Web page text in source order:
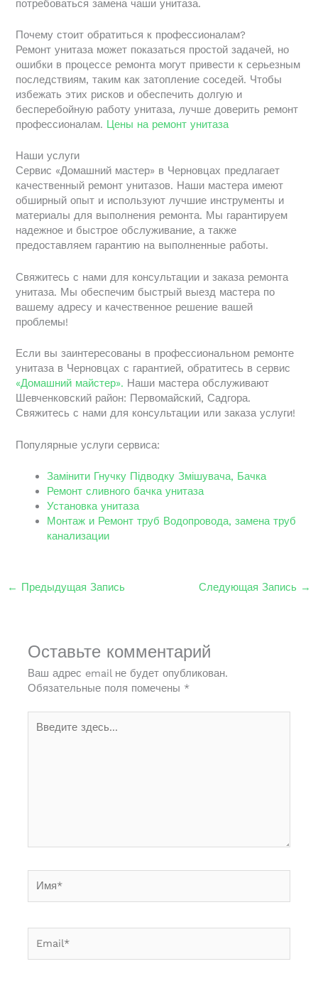
потребоваться замена чаши унитаза.
Почему стоит обратиться к профессионалам?
Ремонт унитаза может показаться простой задачей, но
ошибки в процессе ремонта могут привести к серьезным
последствиям, таким как затопление соседей. Чтобы
избежать этих рисков и обеспечить долгую и
бесперебойную работу унитаза, лучше доверить ремонт
профессионалам. Цены на ремонт унитаза
Наши услуги
Сервис «Домашний мастер» в Черновцах предлагает
качественный ремонт унитазов. Наши мастера имеют
обширный опыт и используют лучшие инструменты и
материалы для выполнения ремонта. Мы гарантируем
надежное и быстрое обслуживание, а также
предоставляем гарантию на выполненные работы.
Свяжитесь с нами для консультации и заказа ремонта
унитаза. Мы обеспечим быстрый выезд мастера по
вашему адресу и качественное решение вашей
проблемы!
Если вы заинтересованы в профессиональном ремонте
унитаза в Черновцах с гарантией, обратитесь в сервис
«Домашний майстер». Наши мастера обслуживают
Шевченковский район: Первомайский, Садгора.
Свяжитесь с нами для консультации или заказа услуги!
Популярные услуги сервиса:
Замінити Гнучку Підводку Змішувача, Бачка
Ремонт сливного бачка унитаза
Установка унитаза
Монтаж и Ремонт труб Водопровода, замена труб
канализации
← Предыдущая Запись Следующая Запись →
Оставьте комментарий
Ваш адрес email не будет опубликован.
Обязательные поля помечены *
здесь...